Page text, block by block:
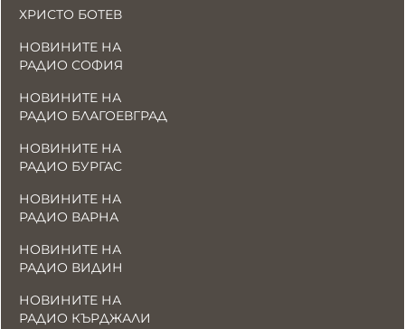
ХРИСТО БОТЕВ
НОВИНИТЕ НА
РАДИО СОФИЯ
НОВИНИТЕ НА
РАДИО БЛАГОЕВГРАД
НОВИНИТЕ НА
РАДИО БУРГАС
НОВИНИТЕ НА
РАДИО ВАРНА
НОВИНИТЕ НА
РАДИО ВИДИН
НОВИНИТЕ НА
РАДИО КЪРДЖАЛИ